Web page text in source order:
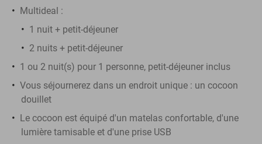
Multideal :
1 nuit + petit-déjeuner
2 nuits + petit-déjeuner
1 ou 2 nuit(s) pour 1 personne, petit-déjeuner inclus
Vous séjournerez dans un endroit unique : un cocoon
douillet
Le cocoon est équipé d'un matelas confortable, d'une
lumière tamisable et d'une prise USB